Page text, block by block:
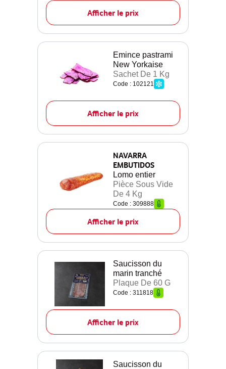
Afficher le prix
Emince pastrami
New Yorkaise
Sachet De 1 Kg
Code : 102121
Afficher le prix
NAVARRA
EMBUTIDOS
Lomo entier
Pièce Sous Vide
De 4 Kg
Code : 309888
Afficher le prix
Saucisson du
marin tranché
Plaque De 60 G
Code : 311818
Afficher le prix
Saucisson du